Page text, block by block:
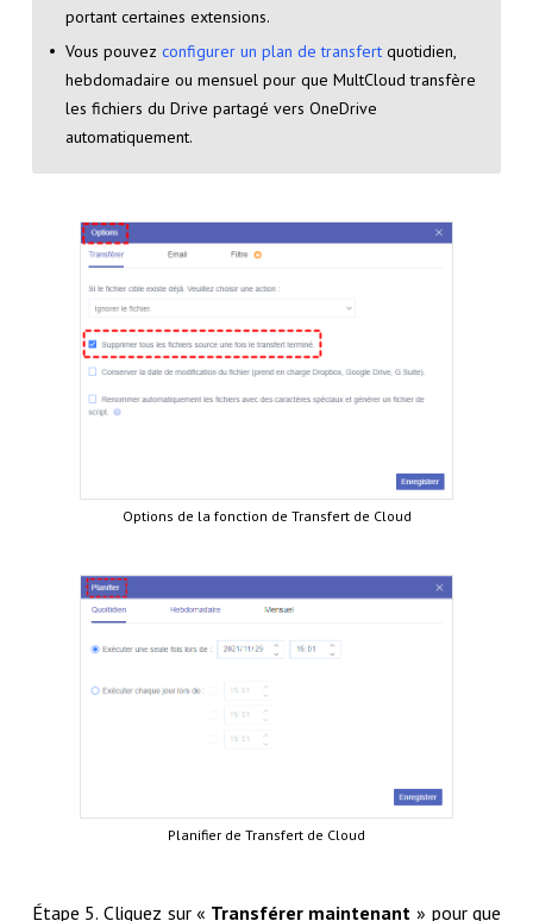
portant certaines extensions.
Vous pouvez configurer un plan de transfertquotidien,
hebdomadaire ou mensuel pour que MultCloud transfère
les fichiers du Drive partagé vers OneDrive
automatiquement.
Options de la fonction de Transfert de Cloud
Planifier de Transfert de Cloud
Étape 5. Cliquez sur « Transférer maintenant » pour que